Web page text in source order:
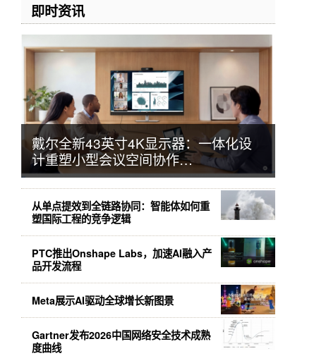
即时资讯
戴尔全新43英寸4K显示器：一体化设
计重塑小型会议空间协作…
从单点提效到全链路协同：智能体如何重
塑国际工程的竞争逻辑
PTC推出Onshape Labs，加速AI融入产
品开发流程
Meta展示AI驱动全球增长新图景
Gartner发布2026中国网络安全技术成熟
度曲线